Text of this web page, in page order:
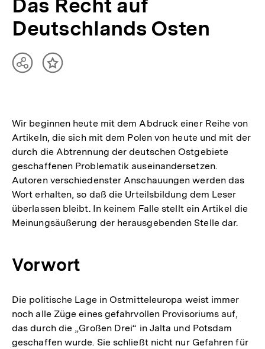
Das Recht auf
Deutschlands Osten
TeilenInhalt
Wir beginnen heute mit dem Abdruck einer Reihe von
Artikeln, die sich mit dem Polen von heute und mit der
durch die Abtrennung der deutschen Ostgebiete
geschaffenen Problematik auseinandersetzen.
Autoren verschiedenster Anschauungen werden das
Wort erhalten, so daß die Urteilsbildung dem Leser
überlassen bleibt. In keinem Falle stellt ein Artikel die
Meinungsäußerung der herausgebenden Stelle dar.
Vorwort
Die politische Lage in Ostmitteleuropa weist immer
noch alle Züge eines gefahrvollen Provisoriums auf,
das durch die „Großen Drei“ in Jalta und Potsdam
geschaffen wurde. Sie schließt nicht nur Gefahren für